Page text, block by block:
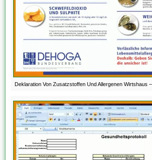
Deklaration Von Zusatzstoffen Und Allergenen Wirtshaus